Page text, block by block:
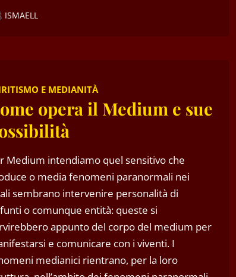
ISMAELL
E MEDIANITÀ
opera il Medium e sue
Medium intendiamo quel sensitivo che
o media fenomeni paranormali nei
sembrano intervenire personalità di
o comunque entità: queste si
appunto del corpo del medium per
e comunicare con i viventi. I
medianici rientrano, per la loro